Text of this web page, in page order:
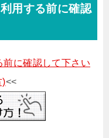
用する前に確認
に確認して下さい
)<<